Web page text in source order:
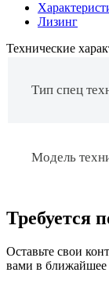
Лизинг
Технические
Тип спец
Модель
Требуется
Оставьте свои
вами в ближайшее